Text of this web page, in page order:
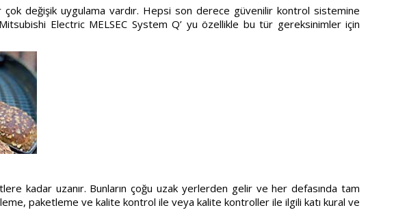
değişik uygulama vardır. Hepsi son derece güvenilir kontrol sistemine
Electric MELSEC System Q’ yu özellikle bu tür gereksinimler için
kadar uzanır. Bunların çoğu uzak yerlerden gelir ve her defasında tam
paketleme ve kalite kontrol ile veya kalite kontroller ile ilgili katı kural ve